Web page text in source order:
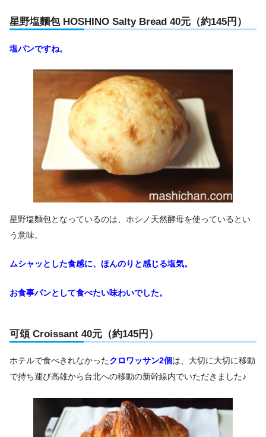
星野塩麵包 HOSHINO Salty Bread 40元（約145円）
塩パンですね。
星野塩麵包となっているのは、ホシノ天然酵母を使っているとい
う意味。
ムシャッとした食感に、ほんのりと感じる塩気。
お食事パンとして食べたい味わいでした。
可頌 Croissant 40元（約145円）
ホテルで食べきれなかったクロワッサン2個は、大切に大切に移動
で持ち運び高雄から台北への移動の新幹線内でいただきました♪